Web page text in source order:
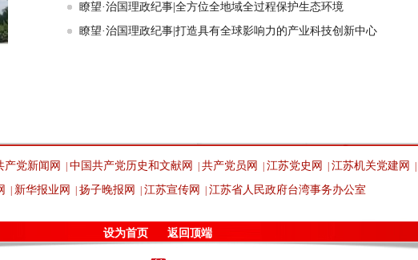
瞭望·治国理政纪事|全方位全地域全过程保护生态环境
瞭望·治国理政纪事|打造具有全球影响力的产业科技创新中心
产党新闻网 中国共产党历史和文献网 共产党员网 江苏党史网 江苏机关党建网
新华报业网 扬子晚报网 江苏宣传网 江苏省人民政府台湾事务办公室
设为首页 返回顶端